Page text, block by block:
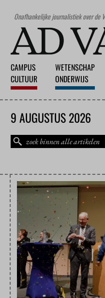
Onafhankelijke journalistiek over de
CAMPUS
CULTUUR
WETENSCHAP
ONDERWIJS
9 AUGUSTUS 2026